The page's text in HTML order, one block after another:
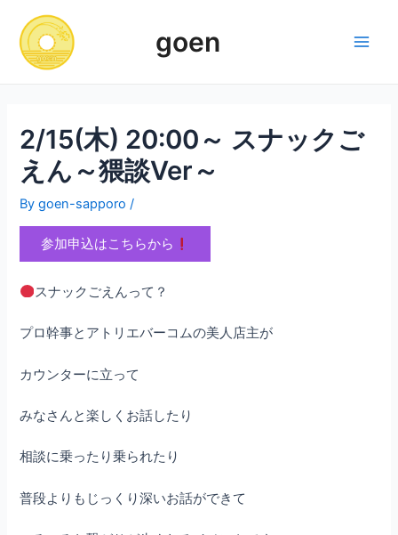
content
goen
2/15(木) 20:00～ スナックご
えん～猥談Ver～
Bygoen-sapporo/
参加申込はこちらから
スナックごえんって？
プロ幹事とアトリエバーコムの美人店主が
カウンターに立って
みなさんと楽しくお話したり
相談に乗ったり乗られたり
普段よりもじっくり深いお話ができて